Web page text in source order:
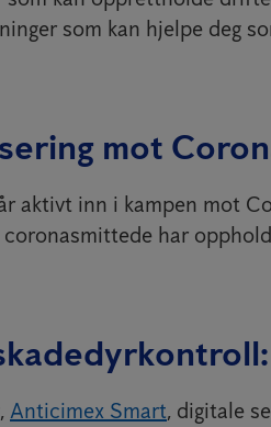
som kan hjelpe deg
mot
aktivt inn i kampen mot
coronasmittede har
Anticimex Smart, digitale